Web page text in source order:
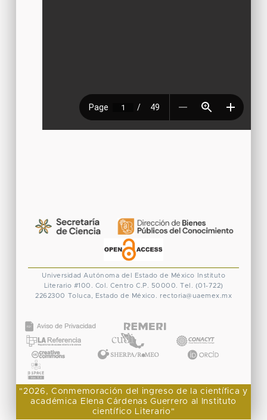
Universidad Autónoma del Estado de México
Instituto
Literario #100. Col. Centro C.P. 50000. Tel. (01-722)
2262300 Toluca, Estado de México. rectoria@uaemex.mx
"2026, Conmemoración del ingreso de la científica y
académica Elena Cárdenas Guerrero al Instituto
científico Literario"